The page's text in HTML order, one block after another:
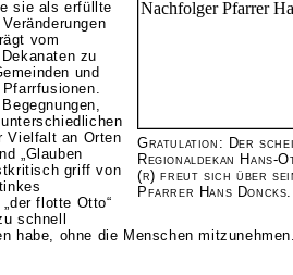
Gratulation: Der
Regionaldekan Hans-
(r) freut sich über
Pfarrer Hans Doncks.
sie als erfüllte
vom
zu
und
Vielfalt an Orten
„Glauben
griff von
flotte Otto“
schnell
habe, ohne die Menschen